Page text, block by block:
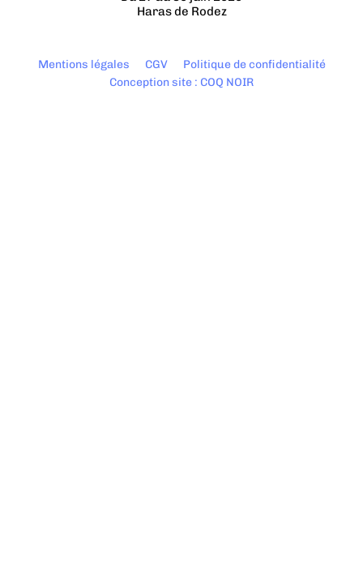
Haras de Rodez
Mentions légales CGV
Politique de confidentialité
Conception site : COQ NOIR